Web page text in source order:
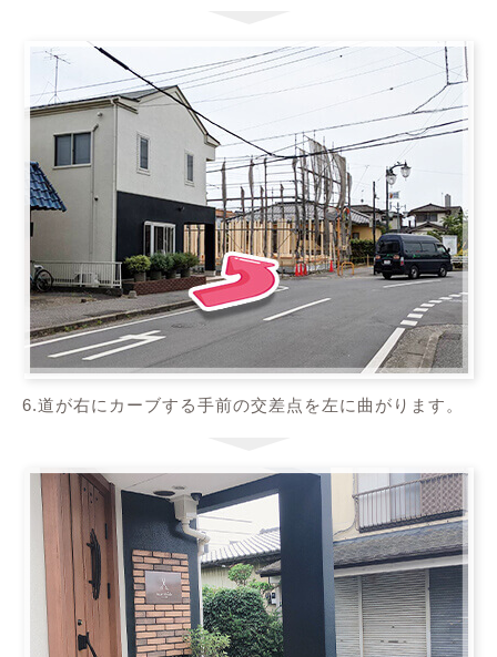
6.道が右にカーブする手前の交差点を左に曲がります。